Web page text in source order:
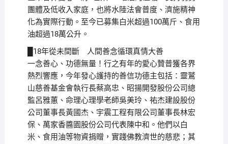
團體及低收入家庭，也將水陸法會普度、濟施精神
化為實際行動。至今已募集白米超過100萬斤、食用
油超過18萬公升。
█18年從未間斷 人間善念循環真情大善
一念善心、功德無量！行之有年的愛心贊普獲各界
熱烈響應，今年發心護持的善信功德主包括：靈鷲
山慈善基金會執行長蔡高忠、昭揚開發股份公司總
監呂雅蕙、命理心理學老師吳美玲、祐杰建設股份
公司董事長黃國杰、宇震工程有限公司董事長林宏
保、萬家香醬園股份公司代表陳中和。他們以白
米、食用油等物資捐贈，實踐佛教濟世的慈悲；其